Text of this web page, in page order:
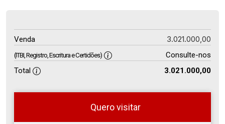
Venda 3.021.000,00
(ITBI, Registro, Escritura e Certidões)
Consulte-nos
Total
3.021.000,00
Quero visitar
Qual o melhor dia e horário para